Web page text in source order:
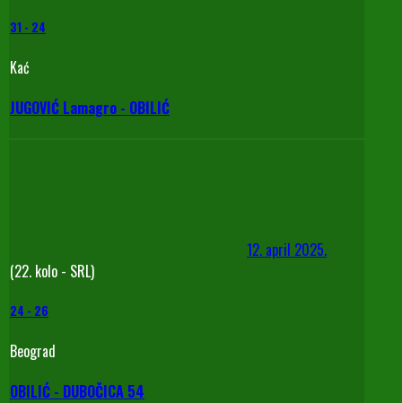
31 - 24
Kać
JUGOVIĆ Lamagro - OBILIĆ
12. april 2025.
(22. kolo - SRL)
24 - 26
Beograd
OBILIĆ - DUBOČICA 54